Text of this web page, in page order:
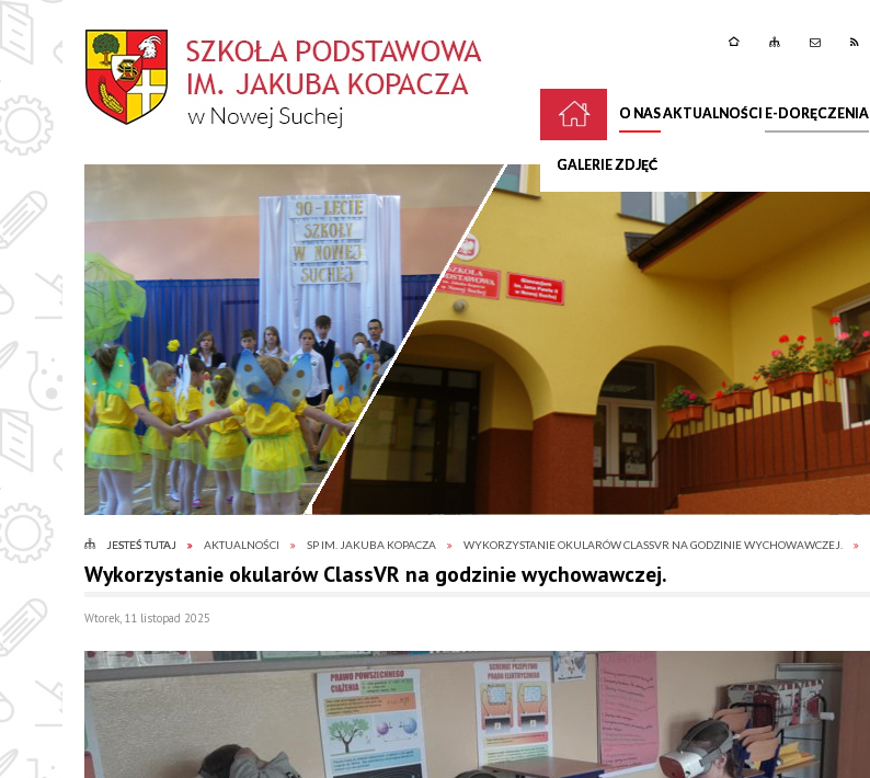
O NASAKTUALNOŚCI E-DORĘCZENIA
GALERIE ZDJĘĆ
JESTEŚ TUTAJ AKTUALNOŚCI SP IM. JAKUBA KOPACZA WYKORZYSTANIE OKULARÓW CLASSVR NA GODZINIE WYCHOWAWCZEJ.
Wykorzystanie okularów ClassVR na godzinie wychowawczej.
Wtorek, 11 listopad 2025